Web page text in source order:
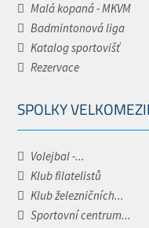
Malá kopaná - MKVM
Badmintonová liga
Katalog sportovišť
Rezervace
SPOLKY
Volejbal -...
Klub filatelistů
Klub železničních...
Sportovní centrum...